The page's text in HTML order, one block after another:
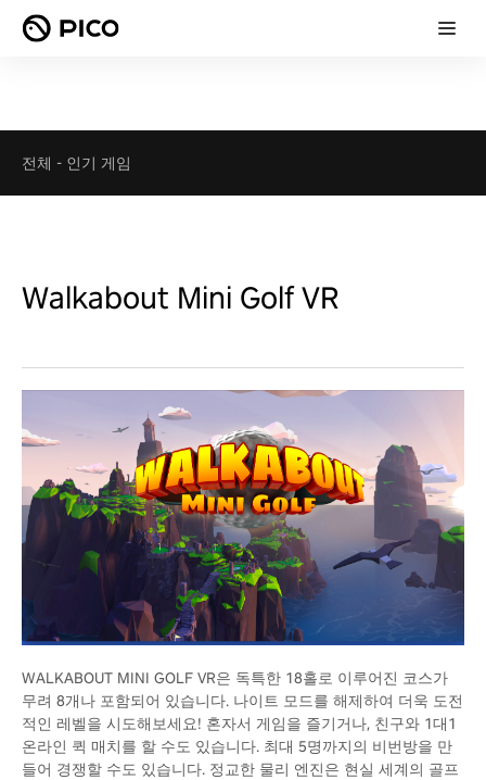
전체 - 인기 게임
Walkabout Mini Golf VR
WALKABOUT MINI GOLF VR은 독특한 18홀로 이루어진 코스가
무려 8개나 포함되어 있습니다. 나이트 모드를 해제하여 더욱 도전
적인 레벨을 시도해보세요! 혼자서 게임을 즐기거나, 친구와 1대1
온라인 퀵 매치를 할 수도 있습니다. 최대 5명까지의 비번방을 만
들어 경쟁할 수도 있습니다. 정교한 물리 엔진은 현실 세계의 골프